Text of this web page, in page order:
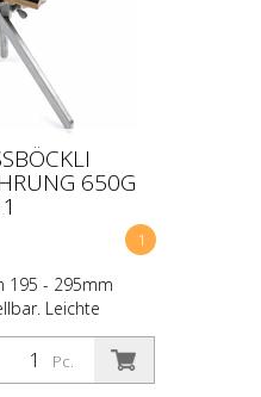
650G
1
195 - 295mm
Leichte
JG11, JG96/11,
Pc.